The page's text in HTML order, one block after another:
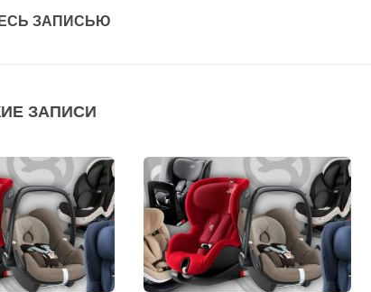
ЗАПИСЬЮ
ЗАПИСИ